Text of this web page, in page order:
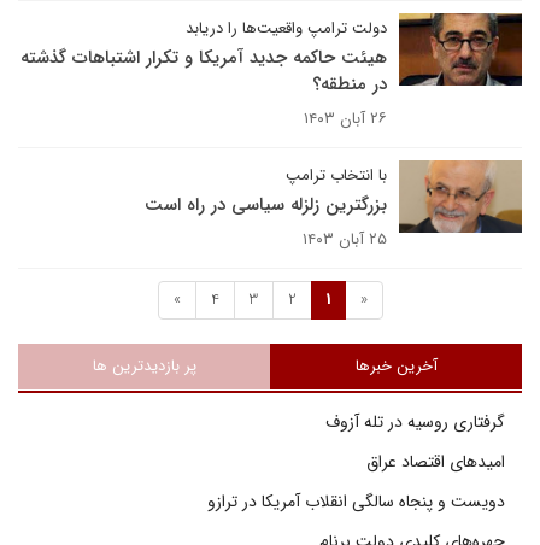
دولت ترامپ واقعیت‌ها را دریابد
هیئت حاکمه جدید آمریکا و تکرار اشتباهات گذشته
در منطقه؟
۲۶ آبان ۱۴۰۳
با انتخاب ترامپ
بزرگترین زلزله سیاسی در راه است
۲۵ آبان ۱۴۰۳
«
1
2
3
4
»
آخرین خبرها پر بازدیدترین ها
گرفتاری روسیه در تله آزوف
امیدهای اقتصاد عراق
دویست و پنجاه سالگی انقلاب آمریکا در ترازو